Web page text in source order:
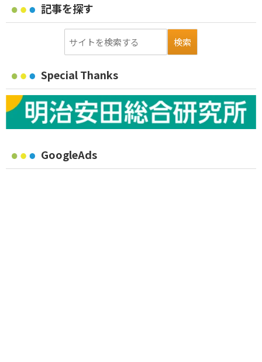
記事を探す
Special Thanks
GoogleAds